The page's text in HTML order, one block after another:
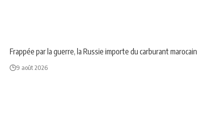
Frappée par la guerre, la Russie importe du carburant marocain
9 août 2026